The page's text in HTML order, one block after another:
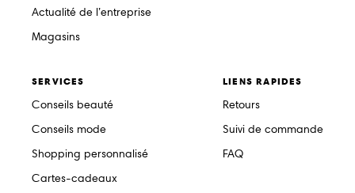
Actualité de l’entreprise
Magasins
SERVICES
Conseils beauté
Conseils mode
Shopping personnalisé
Cartes-cadeaux
LIENS RAPIDES
Retours
Suivi de commande
FAQ